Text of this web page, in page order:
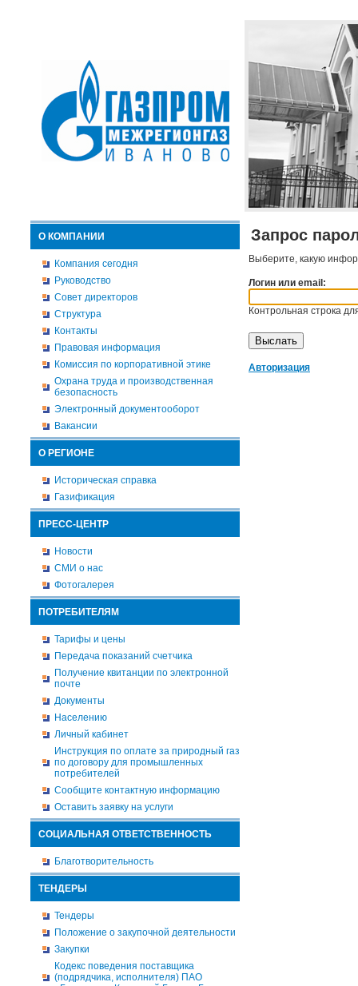
О КОМПАНИИ
Компания сегодня
Руководство
Совет директоров
Структура
Контакты
Правовая информация
Комиссия по корпоративной этике
Охрана труда и производственная
безопасность
Электронный документооборот
Вакансии
О РЕГИОНЕ
Историческая справка
Газификация
ПРЕСС-ЦЕНТР
Новости
СМИ о нас
Фотогалерея
ПОТРЕБИТЕЛЯМ
Тарифы и цены
Передача показаний счетчика
Получение квитанции по электронной
почте
Документы
Населению
Личный кабинет
Инструкция по оплате за природный газ
по договору для промышленных
потребителей
Сообщите контактную информацию
Оставить заявку на услуги
СОЦИАЛЬНАЯ ОТВЕТСТВЕННОСТЬ
Благотворительность
ТЕНДЕРЫ
Тендеры
Положение о закупочной деятельности
Закупки
Кодекс поведения поставщика
(подрядчика, исполнителя) ПАО
Запрос
Выберите, какую
Логин или email:
Контрольная строка
Авторизация